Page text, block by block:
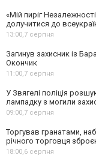
«Мій пиріг
долучитися до
13:00,7 серпня
Загинув захисник із
Окончик
11:00,7 серпня
У Звягелі поліція
лампадку з могили
09:00,7 серпня
Торгував гранатами,
річного торговця
18:00,6 серпня